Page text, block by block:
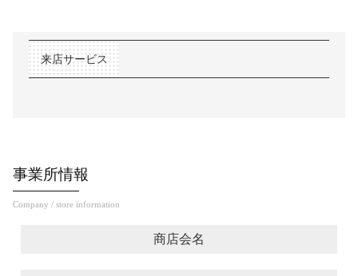
来店サービス
事業所情報
Company / store information
商店会名